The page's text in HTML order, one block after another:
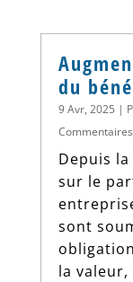
du
9 Avr, 2025 |
Commentaires
Depuis
sur le
sont
la